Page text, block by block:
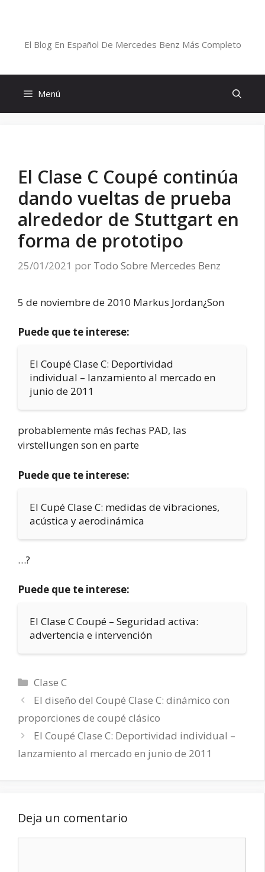
El Blog En Español De Mercedes Benz Más Completo
Menú
El Clase C Coupé continúa
dando vueltas de prueba
alrededor de Stuttgart en
forma de prototipo
25/01/2021 por Todo Sobre Mercedes Benz
5 de noviembre de 2010 Markus Jordan¿Son
Puede que te interese:
El Coupé Clase C: Deportividad
individual – lanzamiento al mercado en
junio de 2011
probablemente más fechas PAD, las
virstellungen son en parte
Puede que te interese:
El Cupé Clase C: medidas de vibraciones,
acústica y aerodinámica
…?
Puede que te interese:
El Clase C Coupé – Seguridad activa:
advertencia e intervención
Categorías
Clase C
El diseño del Coupé Clase C: dinámico con
proporciones de coupé clásico
El Coupé Clase C: Deportividad individual –
lanzamiento al mercado en junio de 2011
Deja un comentario